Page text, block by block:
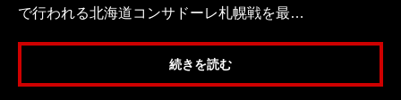
で行われる北海道コンサドーレ札幌戦を最…
続きを読む